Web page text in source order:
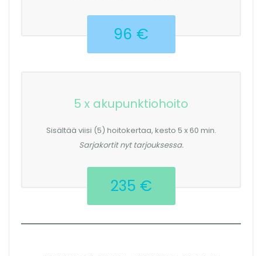
96 €
5 x akupunktiohoito
Sisältää viisi (5) hoitokertaa, kesto 5 x 60 min.
Sarjakortit nyt tarjouksessa.
235 €